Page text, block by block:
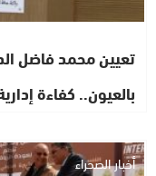
تعيين محمد فاضل
بالعيون.. كفاءة
أخبار الصحراء